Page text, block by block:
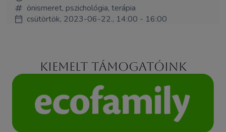
önismeret, pszichológia, terápia
csütörtök, 2023-06-22., 14:00 - 16:00
Kiemelt támogatóink